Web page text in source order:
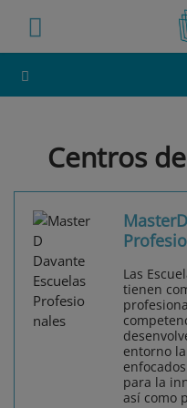
Centros
Las
tienen
entorno
para la
así como